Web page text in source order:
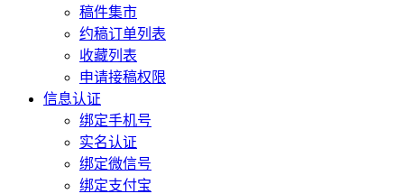
稿件集市
约稿订单列表
收藏列表
申请接稿权限
信息认证
绑定手机号
实名认证
绑定微信号
绑定支付宝